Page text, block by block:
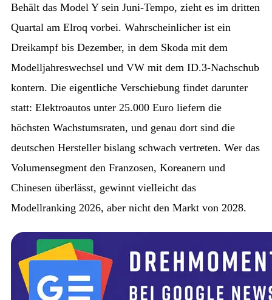
Behält das Model Y sein Juni-Tempo, zieht es im dritten
Quartal am Elroq vorbei. Wahrscheinlicher ist ein
Dreikampf bis Dezember, in dem Skoda mit dem
Modelljahreswechsel und VW mit dem ID.3-Nachschub
kontern. Die eigentliche Verschiebung findet darunter
statt: Elektroautos unter 25.000 Euro liefern die
höchsten Wachstumsraten, und genau dort sind die
deutschen Hersteller bislang schwach vertreten. Wer das
Volumensegment den Franzosen, Koreanern und
Chinesen überlässt, gewinnt vielleicht das
Modellranking 2026, aber nicht den Markt von 2028.